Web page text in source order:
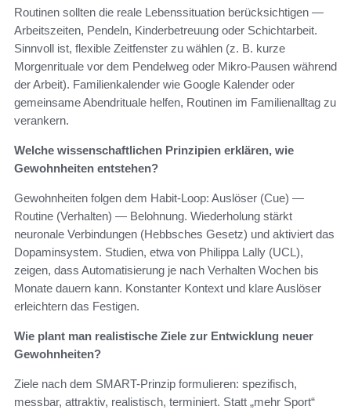
Routinen sollten die reale Lebenssituation berücksichtigen —
Arbeitszeiten, Pendeln, Kinderbetreuung oder Schichtarbeit.
Sinnvoll ist, flexible Zeitfenster zu wählen (z. B. kurze
Morgenrituale vor dem Pendelweg oder Mikro-Pausen während
der Arbeit). Familienkalender wie Google Kalender oder
gemeinsame Abendrituale helfen, Routinen im Familienalltag zu
verankern.
Welche wissenschaftlichen Prinzipien erklären, wie
Gewohnheiten entstehen?
Gewohnheiten folgen dem Habit-Loop: Auslöser (Cue) —
Routine (Verhalten) — Belohnung. Wiederholung stärkt
neuronale Verbindungen (Hebbsches Gesetz) und aktiviert das
Dopaminsystem. Studien, etwa von Philippa Lally (UCL),
zeigen, dass Automatisierung je nach Verhalten Wochen bis
Monate dauern kann. Konstanter Kontext und klare Auslöser
erleichtern das Festigen.
Wie plant man realistische Ziele zur Entwicklung neuer
Gewohnheiten?
Ziele nach dem SMART-Prinzip formulieren: spezifisch,
messbar, attraktiv, realistisch, terminiert. Statt „mehr Sport“